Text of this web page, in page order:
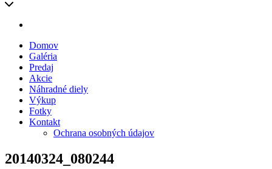
Domov
Galéria
Predaj
Akcie
Náhradné diely
Výkup
Fotky
Kontakt
Ochrana osobných údajov
20140324_080244